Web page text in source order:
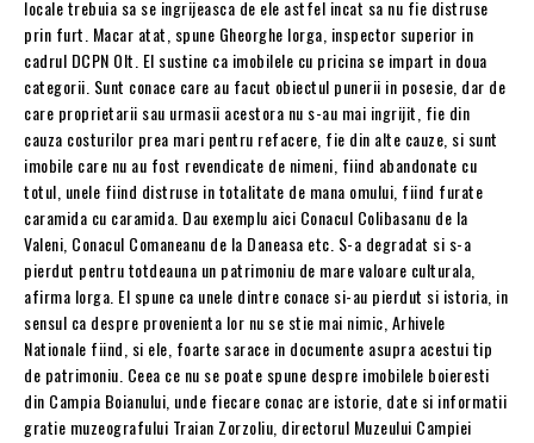
locale trebuia sa se ingrijeasca de ele astfel incat sa nu fie distruse
prin furt. Macar atat, spune Gheorghe Iorga, inspector superior in
cadrul DCPN Olt. El sustine ca imobilele cu pricina se impart in doua
categorii. Sunt conace care au facut obiectul punerii in posesie, dar de
care proprietarii sau urmasii acestora nu s-au mai ingrijit, fie din
cauza costurilor prea mari pentru refacere, fie din alte cauze, si sunt
imobile care nu au fost revendicate de nimeni, fiind abandonate cu
totul, unele fiind distruse in totalitate de mana omului, fiind furate
caramida cu caramida. Dau exemplu aici Conacul Colibasanu de la
Valeni, Conacul Comaneanu de la Daneasa etc. S-a degradat si s-a
pierdut pentru totdeauna un patrimoniu de mare valoare culturala,
afirma Iorga. El spune ca unele dintre conace si-au pierdut si istoria, in
sensul ca despre provenienta lor nu se stie mai nimic, Arhivele
Nationale fiind, si ele, foarte sarace in documente asupra acestui tip
de patrimoniu. Ceea ce nu se poate spune despre imobilele boieresti
din Campia Boianului, unde fiecare conac are istorie, date si informatii
gratie muzeografului Traian Zorzoliu, directorul Muzeului Campiei